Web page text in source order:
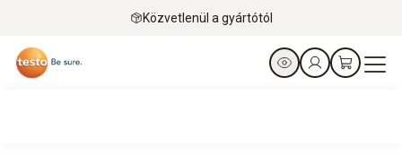
Közvetlenül a gyártótól